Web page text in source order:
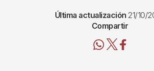
Última actualización 21/10/
Compartir